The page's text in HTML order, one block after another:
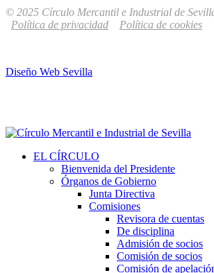
© 2025 Círculo Mercantil e Industrial de
Política de privacidad
Política de cookies
Diseño Web Sevilla
EL CÍRCULO
Bienvenida del Presidente
Órganos de Gobierno
Junta Directiva
Comisiones
Revisora de cuentas
De disciplina
Admisión de socios
Comisión de socios
Comisión de